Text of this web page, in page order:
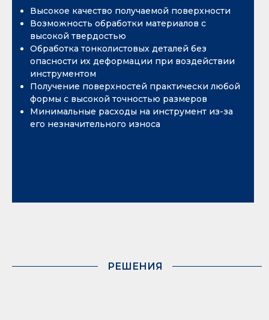
ДЛЯ ЭЛЕКТРОЭРОЗИИ
Проектирование и производство
станков
Расходные материалы для
электроэрозионных станков
Высокое качество получаемой поверхности
Возможность обработки материалов с
высокой твердостью
Обработка тонколистовых деталей без
опасности их деформации при воздействии
инструментом
Получение поверхностей практически любой
формы с высокой точностью размеров
Минимальные расходы на инструмент из-за
его незначительного износа
РЕШЕНИЯ